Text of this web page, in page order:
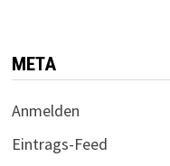
META
Anmelden
Eintrags-Feed